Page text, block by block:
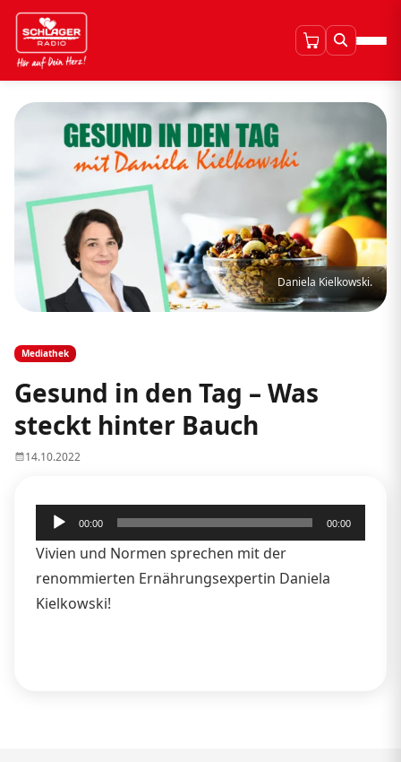
Daniela Kielkowski.
Mediathek
Gesund in den Tag – Was
steckt hinter Bauch
14.10.2022
Audio-
Player
00:00 00:00
Vivien und Normen sprechen mit der
renommierten Ernährungsexpertin Daniela
Kielkowski!